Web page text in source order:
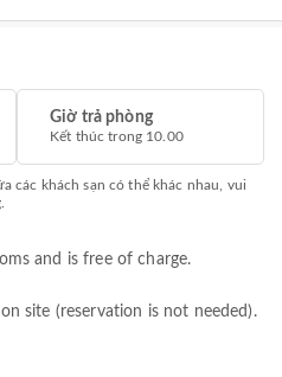
Giờ trả phòng
Kết thúc trong 10.00
các khách sạn có thể khác nhau, vui
and is free of charge.
site (reservation is not needed).